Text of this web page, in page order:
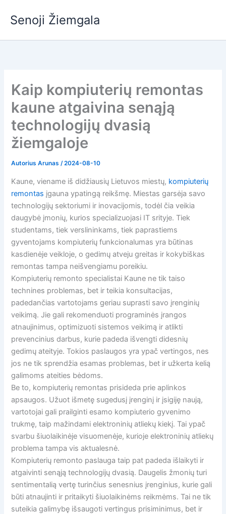
prieSenoji Žiemgala
Kaip kompiuterių remontas
kaune atgaivina senąją
technologijų dvasią
žiemgaloje
Autorius Arunas/2024-08-10
Kaune, viename iš didžiausių Lietuvos miestų, kompiuterių
remontas įgauna ypatingą reikšmę. Miestas garsėja savo
technologijų sektoriumi ir inovacijomis, todėl čia veikia
daugybė įmonių, kurios specializuojasi IT srityje. Tiek
studentams, tiek verslininkams, tiek paprastiems
gyventojams kompiuterių funkcionalumas yra būtinas
kasdienėje veikloje, o gedimų atveju greitas ir kokybiškas
remontas tampa neišvengiamu poreikiu.
Kompiuterių remonto specialistai Kaune ne tik taiso
technines problemas, bet ir teikia konsultacijas,
padedančias vartotojams geriau suprasti savo įrenginių
veikimą. Jie gali rekomenduoti programinės įrangos
atnaujinimus, optimizuoti sistemos veikimą ir atlikti
prevencinius darbus, kurie padeda išvengti didesnių
gedimų ateityje. Tokios paslaugos yra ypač vertingos, nes
jos ne tik sprendžia esamas problemas, bet ir užkerta kelią
galimoms ateities bėdoms.
Be to, kompiuterių remontas prisideda prie aplinkos
apsaugos. Užuot išmetę sugedusį įrenginį ir įsigiję naują,
vartotojai gali prailginti esamo kompiuterio gyvenimo
trukmę, taip mažindami elektroninių atliekų kiekį. Tai ypač
svarbu šiuolaikinėje visuomenėje, kurioje elektroninių atliekų
problema tampa vis aktualesnė.
Kompiuterių remonto paslauga taip pat padeda išlaikyti ir
atgaivinti senąją technologijų dvasią. Daugelis žmonių turi
sentimentalią vertę turinčius senesnius įrenginius, kurie gali
būti atnaujinti ir pritaikyti šiuolaikinėms reikmėms. Tai ne tik
suteikia galimybę išsaugoti vertingus prisiminimus, bet ir